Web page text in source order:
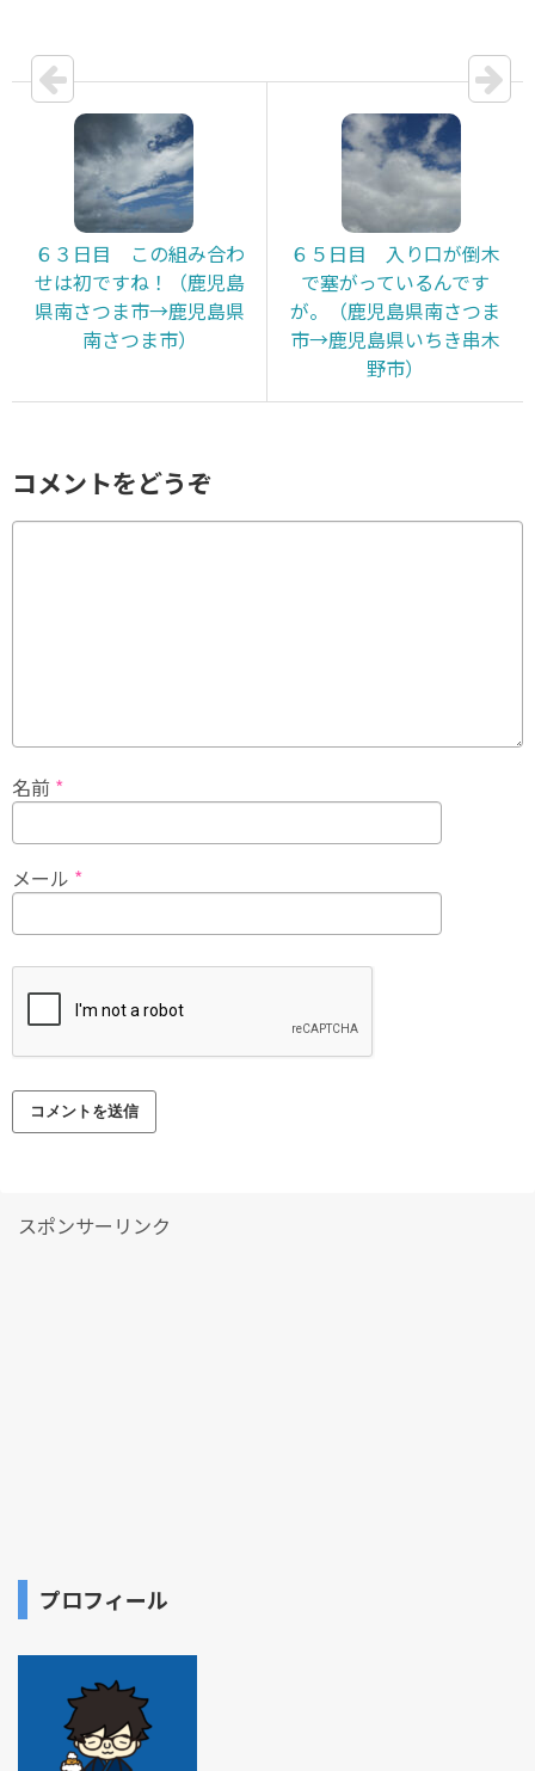
６３日目 この組み合わ
せは初ですね！（鹿児島
県南さつま市→鹿児島県
南さつま市）
６５日目 入り口が倒木
で塞がっているんです
が。（鹿児島県南さつま
市→鹿児島県いちき串木
野市）
コメントをどうぞ
名前 *
メール *
スポンサーリンク
プロフィール